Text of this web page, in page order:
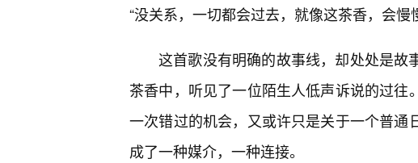
“没关系，一切都会过去，就像这茶香，会
这首歌没有明确的故事线，却处处是
茶香中，听见了一位陌生人低声诉说的过
一次错过的机会，又或许只是关于一个普
成了一种媒介，一种连接。